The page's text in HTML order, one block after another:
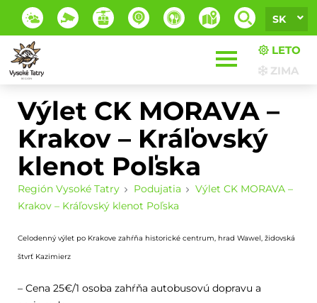
SK
LETO
ZIMA
Výlet CK MORAVA –
Krakov – Kráľovský
klenot Poľska
Región Vysoké Tatry Podujatia
Výlet CK MORAVA –
Krakov – Kráľovský klenot Poľska
Celodenný výlet po Krakove zahŕňa historické centrum, hrad Wawel, židovská
štvrť Kazimierz
– Cena 25€/1 osoba zahŕňa autobusovú dopravu a